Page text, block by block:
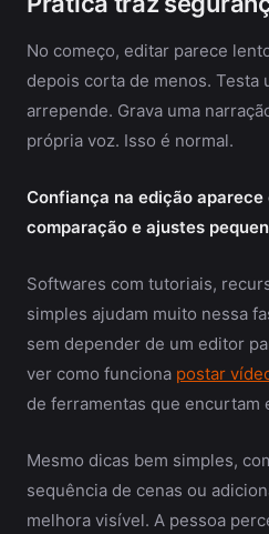
No começo, editar parece
depois corta de menos. Testa
arrepende. Grava uma
própria voz. Isso é normal.
Confiança na edição
comparação e ajustes
Softwares com tutoriais,
simples ajudam muito nessa
sem depender de um editor
ver como funciona postar
de ferramentas que encurtam
Mesmo dicas bem simples,
sequência de cenas ou
melhora visível. A pessoa